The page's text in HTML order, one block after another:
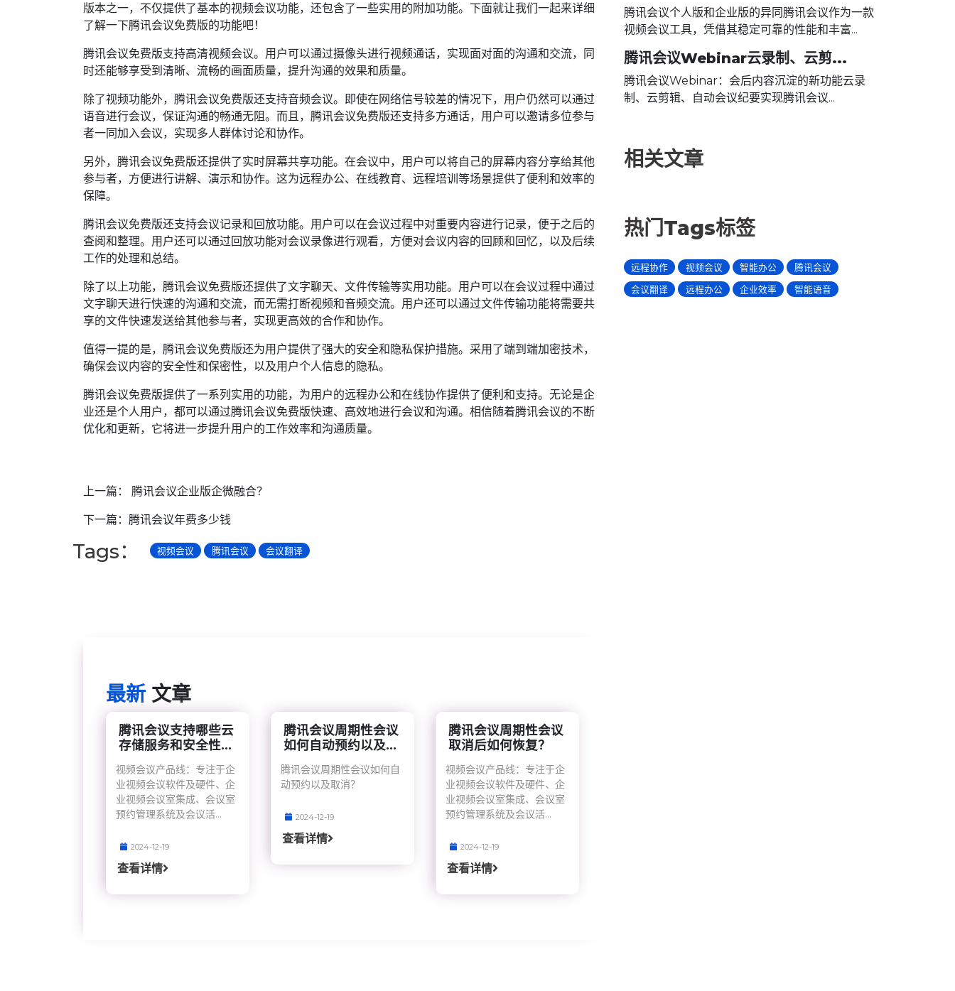
版本之一，不仅提供了基本的视频会议功能，还包含了一些实用的附加功能。下面就让我们一起来详细
了解一下腾讯会议免费版的功能吧！
腾讯会议免费版支持高清视频会议。用户可以通过摄像头进行视频通话，实现面对面的沟通和交流，同
时还能够享受到清晰、流畅的画面质量，提升沟通的效果和质量。
除了视频功能外，腾讯会议免费版还支持音频会议。即使在网络信号较差的情况下，用户仍然可以通过
语音进行会议，保证沟通的畅通无阻。而且，腾讯会议免费版还支持多方通话，用户可以邀请多位参与
者一同加入会议，实现多人群体讨论和协作。
另外，腾讯会议免费版还提供了实时屏幕共享功能。在会议中，用户可以将自己的屏幕内容分享给其他
参与者，方便进行讲解、演示和协作。这为远程办公、在线教育、远程培训等场景提供了便利和效率的
保障。
腾讯会议免费版还支持会议记录和回放功能。用户可以在会议过程中对重要内容进行记录，便于之后的
查阅和整理。用户还可以通过回放功能对会议录像进行观看，方便对会议内容的回顾和回忆，以及后续
工作的处理和总结。
除了以上功能，腾讯会议免费版还提供了文字聊天、文件传输等实用功能。用户可以在会议过程中通过
文字聊天进行快速的沟通和交流，而无需打断视频和音频交流。用户还可以通过文件传输功能将需要共
享的文件快速发送给其他参与者，实现更高效的合作和协作。
值得一提的是，腾讯会议免费版还为用户提供了强大的安全和隐私保护措施。采用了端到端加密技术，
确保会议内容的安全性和保密性，以及用户个人信息的隐私。
腾讯会议免费版提供了一系列实用的功能，为用户的远程办公和在线协作提供了便利和支持。无论是企
业还是个人用户，都可以通过腾讯会议免费版快速、高效地进行会议和沟通。相信随着腾讯会议的不断
优化和更新，它将进一步提升用户的工作效率和沟通质量。
上一篇： 腾讯会议企业版企微融合？
下一篇： 腾讯会议年费多少钱
Tags： 视频会议 腾讯会议 会议翻译
最新 文章
腾讯会议支持哪些云
存储服务和安全性...
视频会议产品线：专注于企
业视频会议软件及硬件、企
业视频会议室集成、会议室
预约管理系统及会议活...
2024-12-19
查看详情
腾讯会议周期性会议
如何自动预约以及...
腾讯会议周期性会议如何自
动预约以及取消？
2024-12-19
查看详情
腾讯会议周期性会议
取消后如何恢复？
视频会议产品线：专注于企
业视频会议软件及硬件、企
业视频会议室集成、会议室
预约管理系统及会议活...
2024-12-19
查看详情
腾讯会议个人版和企业版的异同腾讯会议作为一款
视频会议工具，凭借其稳定可靠的性能和丰富...
腾讯会议Webinar云录制、云剪...
腾讯会议Webinar：会后内容沉淀的新功能云录
制、云剪辑、自动会议纪要实现腾讯会议...
相关文章
热门Tags标签
远程协作 视频会议 智能办公 腾讯会议
会议翻译 远程办公 企业效率 智能语音